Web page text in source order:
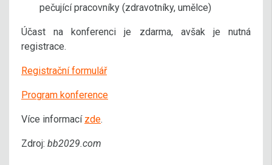
pečující pracovníky (zdravotníky, umělce)
Účast na konferenci je zdarma, avšak je nutná
registrace.
Registrační formulář
Program konference
Více informací zde.
Zdroj: bb2029.com